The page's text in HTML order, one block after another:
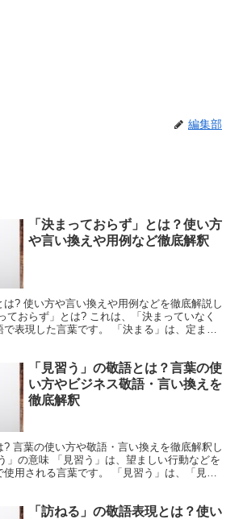
編集部
「決まっておらず」とは？使い方
や言い換えや用例など徹底解釈
は? 使い方や言い換えや用例などを徹底解説し
ておらず」とは? これは、「決まっていなく
表現した言葉です。 「決まる」は、定まっ
「見習う」の敬語とは？言葉の使
い方やビジネス敬語・言い換えを
徹底解釈
? 言葉の使い方や敬語・言い換えを徹底解釈し
」の意味 「見習う」は、望ましい行動などを
使用される言葉です。 「見習う」は、「見
「訪ねる」の敬語表現とは？使い